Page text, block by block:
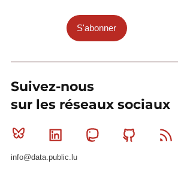
S'abonner
Suivez-nous
sur les réseaux sociaux
Bluesky Linkedin MastodonGithub
info@data.public.lu